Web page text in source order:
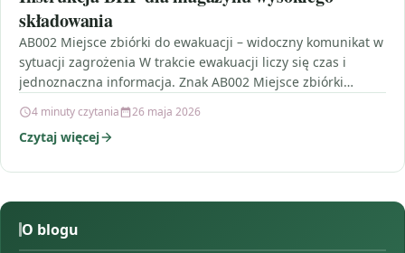
składowania
AB002 Miejsce zbiórki do ewakuacji – widoczny komunikat w
sytuacji zagrożenia W trakcie ewakuacji liczy się czas i
jednoznaczna informacja. Znak AB002 Miejsce zbiórki…
4 minuty czytania 26 maja 2026
Czytaj więcej
O blogu